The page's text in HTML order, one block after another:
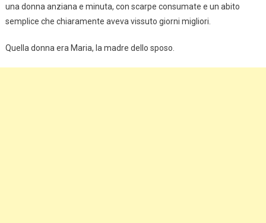
una donna anziana e minuta, con scarpe consumate e un abito
semplice che chiaramente aveva vissuto giorni migliori.
Quella donna era Maria, la madre dello sposo.